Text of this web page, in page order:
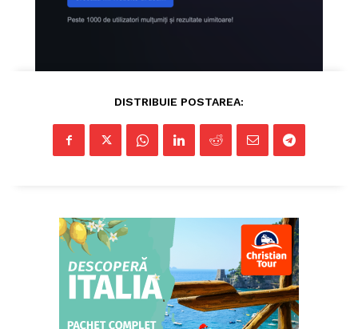
Fii reporter
Publicitate
DISTRIBUIE POSTAREA: